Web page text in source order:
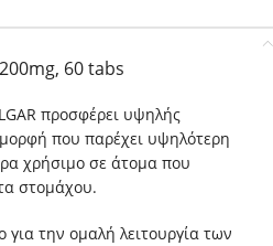
60 tabs
προσφέρει υψηλής
μορφή που παρέχει υψηλότερη
χρήσιμο σε άτομα που
στομάχου.
για την ομαλή λειτουργία των